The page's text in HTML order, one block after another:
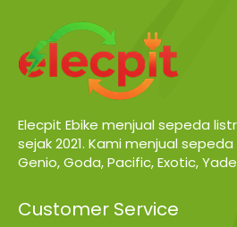
Elecpit Ebike menjual sepeda
sejak 2021. Kami menjual
Genio, Goda, Pacific, Exotic,
Customer Service